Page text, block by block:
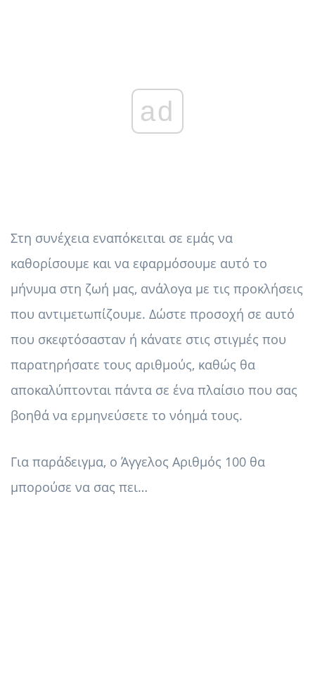
ad
Στη συνέχεια εναπόκειται σε εμάς να
καθορίσουμε και να εφαρμόσουμε αυτό το
μήνυμα στη ζωή μας, ανάλογα με τις προκλήσεις
που αντιμετωπίζουμε. Δώστε προσοχή σε αυτό
που σκεφτόσασταν ή κάνατε στις στιγμές που
παρατηρήσατε τους αριθμούς, καθώς θα
αποκαλύπτονται πάντα σε ένα πλαίσιο που σας
βοηθά να ερμηνεύσετε το νόημά τους.
Για παράδειγμα, ο Άγγελος Αριθμός 100 θα
μπορούσε να σας πει…